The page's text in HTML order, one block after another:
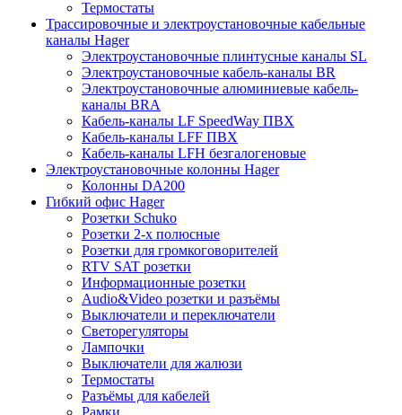
Термостаты
Трассировочные и электроустановочные кабельные
каналы Hager
Электроустановочные плинтусные каналы SL
Электроустановочные кабель-каналы BR
Электроустановочные алюминиевые кабель-
каналы BRA
Кабель-каналы LF SpeedWay ПВХ
Кабель-каналы LFF ПВХ
Кабель-каналы LFH безгалогеновые
Электроустановочные колонны Hager
Колонны DA200
Гибкий офис Hager
Розетки Schuko
Розетки 2-х полюсные
Розетки для громкоговорителей
RTV SAT розетки
Информационные розетки
Audio&Video розетки и разъёмы
Выключатели и переключатели
Светорегуляторы
Лампочки
Выключатели для жалюзи
Термостаты
Разъёмы для кабелей
Рамки